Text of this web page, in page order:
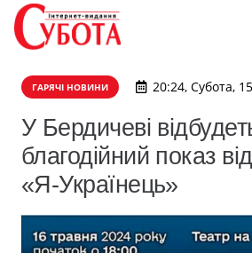
ГАРЯЧІ НОВИНИ 20:24, Субота,
У Бердичеві
благодійний показ
«Я-Українець»